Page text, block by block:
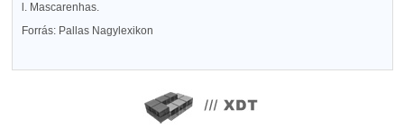
l. Mascarenhas.
Forrás: Pallas Nagylexikon